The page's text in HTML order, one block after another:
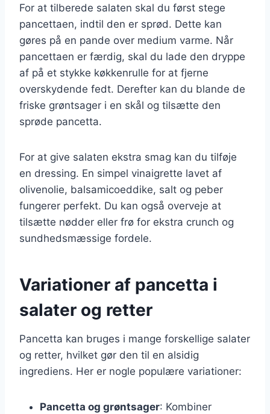
For at tilberede salaten skal du først stege
pancettaen, indtil den er sprød. Dette kan
gøres på en pande over medium varme. Når
pancettaen er færdig, skal du lade den dryppe
af på et stykke køkkenrulle for at fjerne
overskydende fedt. Derefter kan du blande de
friske grøntsager i en skål og tilsætte den
sprøde pancetta.
For at give salaten ekstra smag kan du tilføje
en dressing. En simpel vinaigrette lavet af
olivenolie, balsamicoeddike, salt og peber
fungerer perfekt. Du kan også overveje at
tilsætte nødder eller frø for ekstra crunch og
sundhedsmæssige fordele.
Variationer af pancetta i
salater og retter
Pancetta kan bruges i mange forskellige salater
og retter, hvilket gør den til en alsidig
ingrediens. Her er nogle populære variationer:
Pancetta og grøntsager: Kombiner